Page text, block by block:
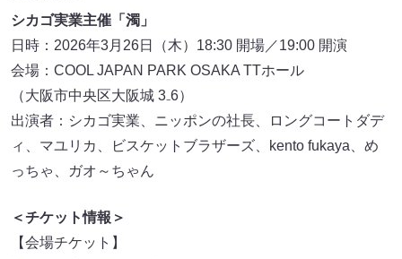
シカゴ実業主催「濁」
日時：2026年3月26日（木）18:30 開場／19:00 開演
会場：COOL JAPAN PARK OSAKA TTホール
（大阪市中央区大阪城 3₋6）
出演者：シカゴ実業、ニッポンの社長、ロングコートダデ
ィ、マユリカ、ビスケットブラザーズ、kento fukaya、め
っちゃ、ガオ～ちゃん
＜チケット情報＞
【会場チケット】